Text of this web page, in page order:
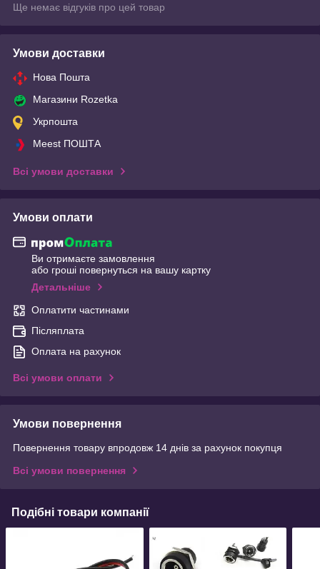
Ще немає відгуків про цей товар
Умови доставки
Нова Пошта
Магазини Rozetka
Укрпошта
Meest ПОШТА
Всі умови доставки
Умови оплати
Ви отримаєте замовлення
або гроші повернуться на вашу картку
Детальніше
Оплатити частинами
Післяплата
Оплата на рахунок
Всі умови оплати
Умови повернення
Повернення товару впродовж 14 днів за рахунок покупця
Всі умови повернення
Подібні товари компанії